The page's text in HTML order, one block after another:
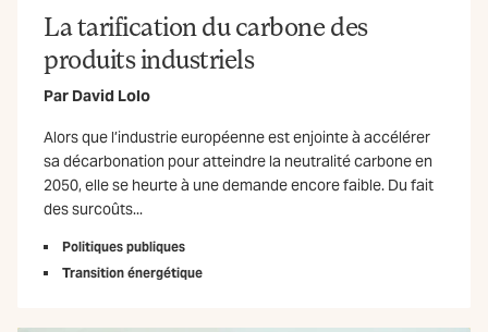
La tarification du carbone des
produits industriels
Par David Lolo
Alors que l’industrie européenne est enjointe à accélérer
sa décarbonation pour atteindre la neutralité carbone en
2050, elle se heurte à une demande encore faible. Du fait
des surcoûts...
Politiques publiques
Transition énergétique